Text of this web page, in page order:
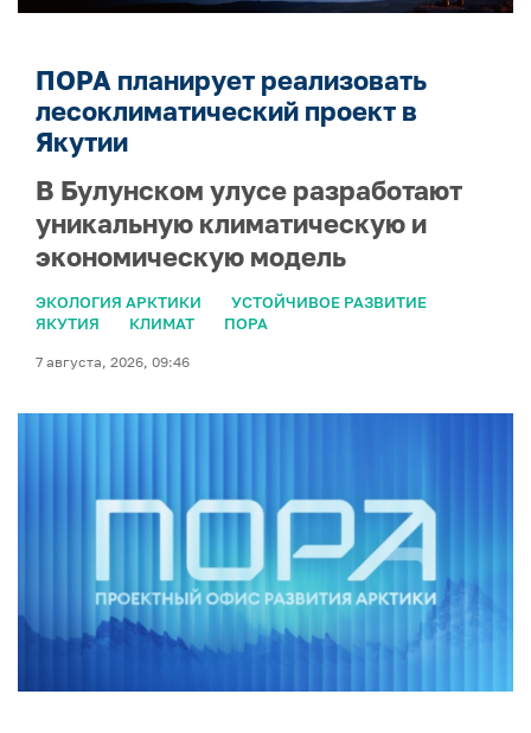
ПОРА планирует реализовать
лесоклиматический проект в
Якутии
В Булунском улусе разработают
уникальную климатическую и
экономическую модель
ЭКОЛОГИЯ АРКТИКИ
УСТОЙЧИВОЕ РАЗВИТИЕ
ЯКУТИЯ
КЛИМАТ ПОРА
7 августа, 2026, 09:46